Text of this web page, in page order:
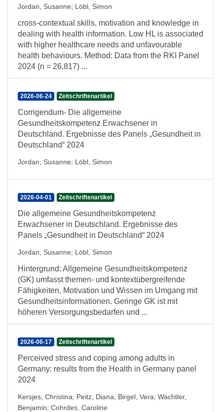
Jordan, Susanne; Löbl, Simon
cross-contextual skills, motivation and knowledge in
dealing with health information. Low HL is associated
with higher healthcare needs and unfavourable
health behaviours. Method: Data from the RKI Panel
2024 (n = 26,817) ...
2026-06-24 Zeitschriftenartikel
Corrigendum- Die allgemeine
Gesundheitskompetenz Erwachsener in
Deutschland. Ergebnisse des Panels „Gesundheit in
Deutschland“ 2024
Jordan, Susanne; Löbl, Simon
2026-04-01 Zeitschriftenartikel
Die allgemeine Gesundheitskompetenz
Erwachsener in Deutschland. Ergebnisse des
Panels „Gesundheit in Deutschland“ 2024
Jordan, Susanne; Löbl, Simon
Hintergrund: Allgemeine Gesundheitskompetenz
(GK) umfasst themen- und kontextübergreifende
Fähigkeiten, Motivation und Wissen im Umgang mit
Gesundheitsinformationen. Geringe GK ist mit
höheren Versorgungsbedarfen und ...
2026-06-17 Zeitschriftenartikel
Perceived stress and coping among adults in
Germany: results from the Health in Germany panel
2024
Kersjes, Christina; Peitz, Diana; Birgel, Vera; Wachtler,
Benjamin; Cohrdes, Caroline